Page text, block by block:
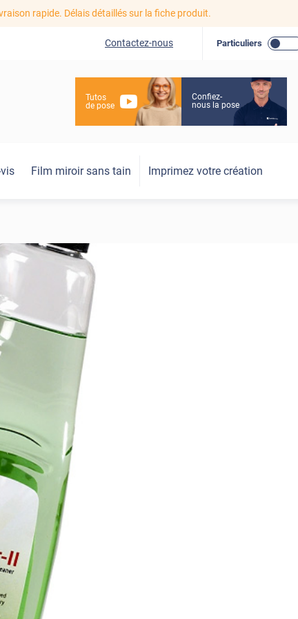
rapide. Délais détaillés sur la fiche produit.
Contactez-nous Particuliers
Tutos
de pose
Confiez-
nous la pose
Film miroir sans tain Imprimez votre création